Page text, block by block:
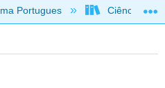
hierarchy
Portugues Ciência